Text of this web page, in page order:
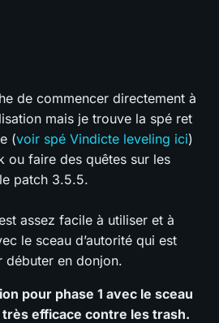
de commencer directement à
mais je trouve la spé ret
(voir spé Vindicte leveling ici)
ou faire des quêtes sur les
patch 3.5.5.
assez facile à utiliser et à
le sceau d’autorité qui est
en donjon.
pour phase 1 avec le sceau
efficace contre les trash.